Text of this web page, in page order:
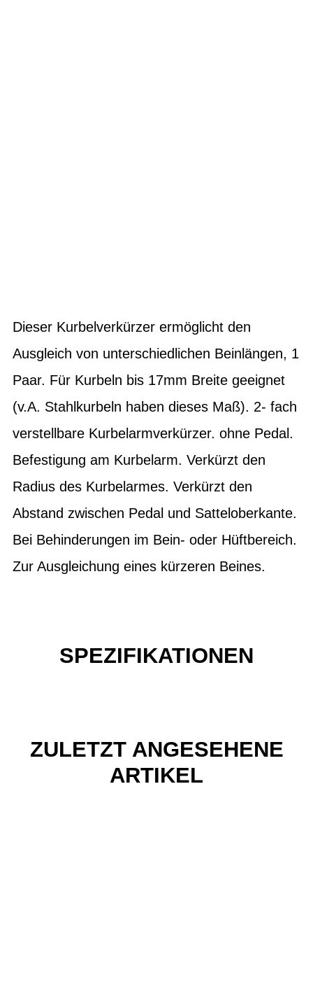
Dieser Kurbelverkürzer ermöglicht den
Ausgleich von unterschiedlichen Beinlängen, 1
Paar. Für Kurbeln bis 17mm Breite geeignet
(v.A. Stahlkurbeln haben dieses Maß). 2- fach
verstellbare Kurbelarmverkürzer. ohne Pedal.
Befestigung am Kurbelarm. Verkürzt den
Radius des Kurbelarmes. Verkürzt den
Abstand zwischen Pedal und Satteloberkante.
Bei Behinderungen im Bein- oder Hüftbereich.
Zur Ausgleichung eines kürzeren Beines.
SPEZIFIKATIONEN
ZULETZT ANGESEHENE
ARTIKEL